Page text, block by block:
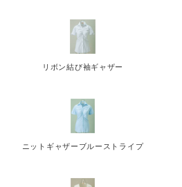
リボン結び袖ギャザー
ニットギャザーブルーストライプ